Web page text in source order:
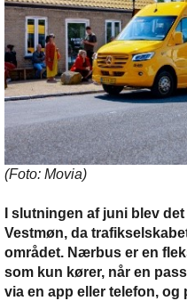
(Foto: Movia)
I slutningen af juni blev
Vestmøn, da
området. Nærbus er en
som kun kører, når en
via en app eller telefon, og